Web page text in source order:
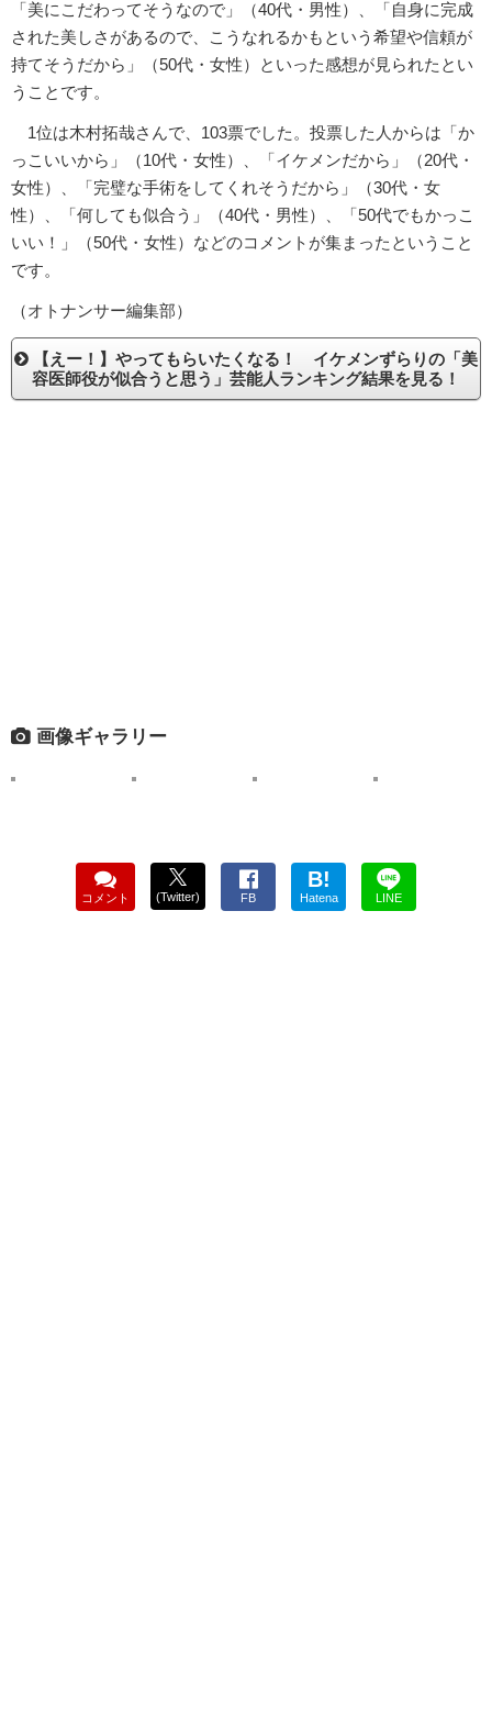
「美にこだわってそうなので」（40代・男性）、「自身に完成
された美しさがあるので、こうなれるかもという希望や信頼が
持てそうだから」（50代・女性）といった感想が見られたとい
うことです。
1位は木村拓哉さんで、103票でした。投票した人からは「か
っこいいから」（10代・女性）、「イケメンだから」（20代・
女性）、「完璧な手術をしてくれそうだから」（30代・女
性）、「何しても似合う」（40代・男性）、「50代でもかっこ
いい！」（50代・女性）などのコメントが集まったということ
です。
（オトナンサー編集部）
【えー！】やってもらいたくなる！ イケメンずらりの「美
容医師役が似合うと思う」芸能人ランキング結果を見る！
画像ギャラリー
コメント (Twitter) FB
B!
Hatena LINE